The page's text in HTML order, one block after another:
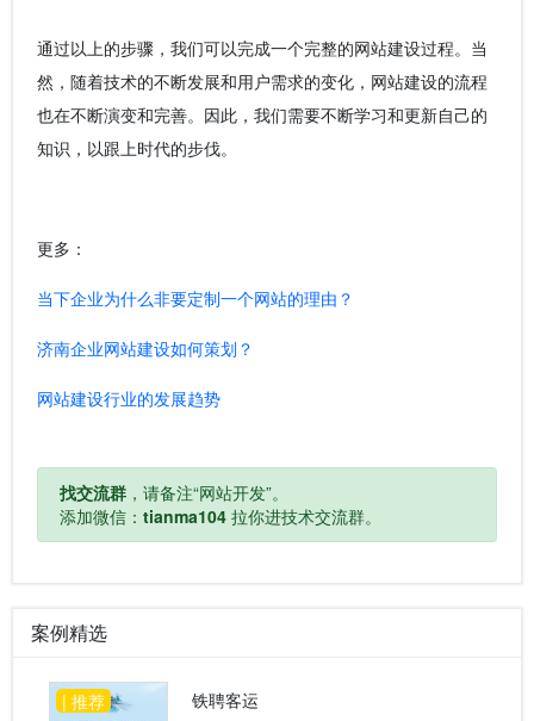
通过以上的步骤，我们可以完成一个完整的网站建设过程。当
然，随着技术的不断发展和用户需求的变化，网站建设的流程
也在不断演变和完善。因此，我们需要不断学习和更新自己的
知识，以跟上时代的步伐。
更多：
当下企业为什么非要定制一个网站的理由？
济南企业网站建设如何策划？
网站建设行业的发展趋势
找交流群，请备注“网站开发”。
添加微信： tianma104拉你进技术交流群。
案例精选
| 推荐
铁聘客运